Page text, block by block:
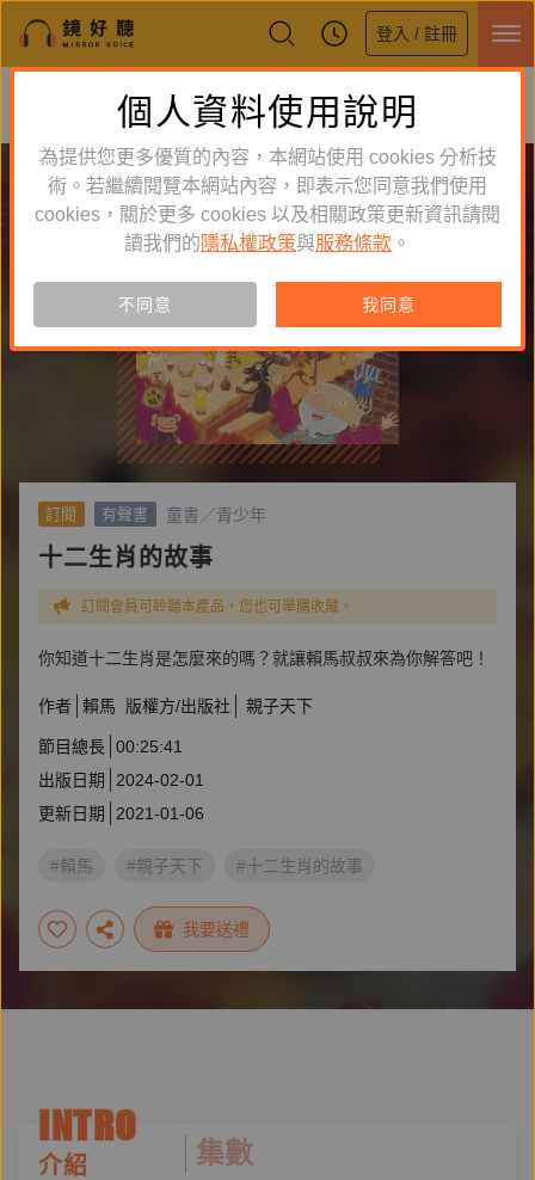
登入 / 註冊
鏡好聽全新APP上線
體驗全面升級，即刻下載
訂閱 有聲書 童書／青少年
十二生肖的故事
訂閱會員可聆聽本產品，您也可單購收藏。
你知道十二生肖是怎麼來的嗎？就讓賴馬叔叔來為你解答吧！
作者 賴馬 版權方/出版社 親子天下
節目總長 00:25:41
出版日期
2024-02-01
更新日期
2021-01-06
#賴馬 #親子天下 #十二生肖的故事
我要送禮
INTRO
介紹 集數
個人資料使用說明
為提供您更多優質的內容，本網站使用 cookies 分析技
術。若繼續閱覽本網站內容，即表示您同意我們使用
cookies，關於更多 cookies 以及相關政策更新資訊請閱
讀我們的 隱私權政策與服務條款 。
不同意 我同意